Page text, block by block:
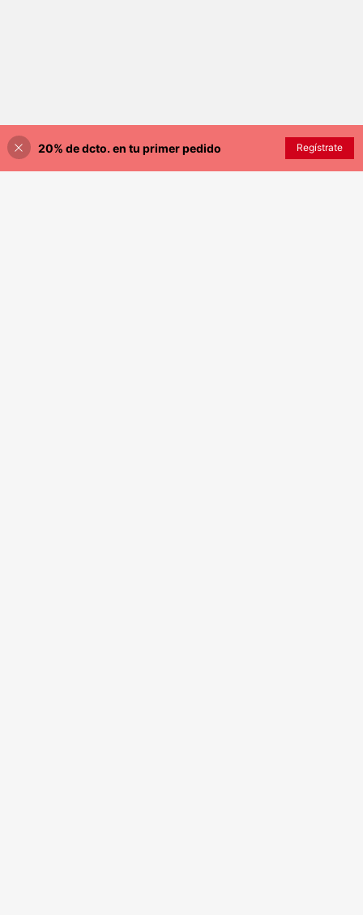
¡7% DE DESCUENTO! AÑADIR A LA BOLSA
20% de dcto. en tu primer pedido Regístrate